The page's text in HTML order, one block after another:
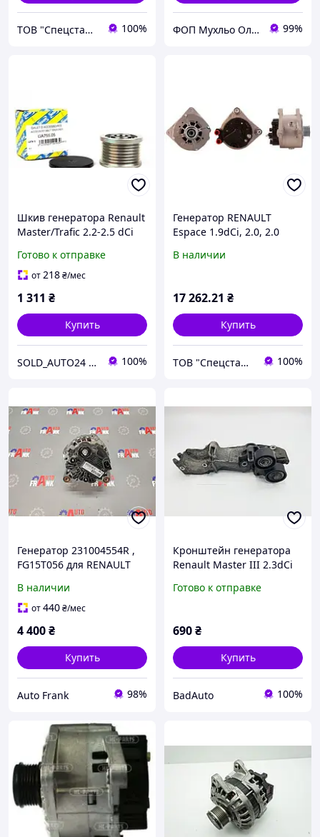
ТОВ "Спецстартер Центр" 100% ФОП Мухльо Олег Олександрович 99%
Шкив генератора Renault
Master/Trafic 2.2-2.5 dCi
GA755.05
Готово к отправке
от218₴/мес
1 311 ₴
Купить
SOLD_AUTO24 (Автозапчасти) 100%
Генератор RENAULT
Espace 1.9dCi, 2.0, 2.0
SG15L033, SG15L036,
В наличии
17 262.21 ₴
Купить
ТОВ "Спецстартер Центр" 100%
Генератор 231004554R ,
FG15T056 для RENAULT
В наличии
от440₴/мес
4 400₴
Купить
Auto Frank 98%
Кронштейн генератора
Renault Master III 2.3dCi
Готово к отправке
690₴
Купить
BadAuto 100%